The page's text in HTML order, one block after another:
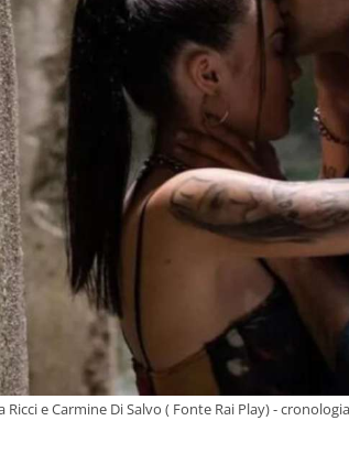
Ricci e Carmine Di Salvo ( Fonte Rai Play) -